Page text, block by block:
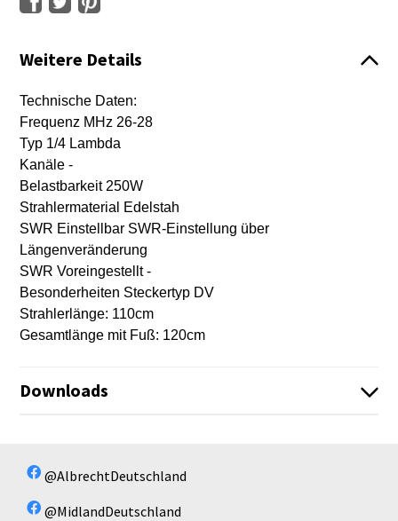
Weitere Details
Technische Daten:
Frequenz MHz 26-28
Typ 1/4 Lambda
Kanäle -
Belastbarkeit 250W
Strahlermaterial Edelstah
SWR Einstellbar SWR-Einstellung über
Längenveränderung
SWR Voreingestellt -
Besonderheiten Steckertyp DV
Strahlerlänge: 110cm
Gesamtlänge mit Fuß: 120cm
Downloads
@AlbrechtDeutschland
@MidlandDeutschland